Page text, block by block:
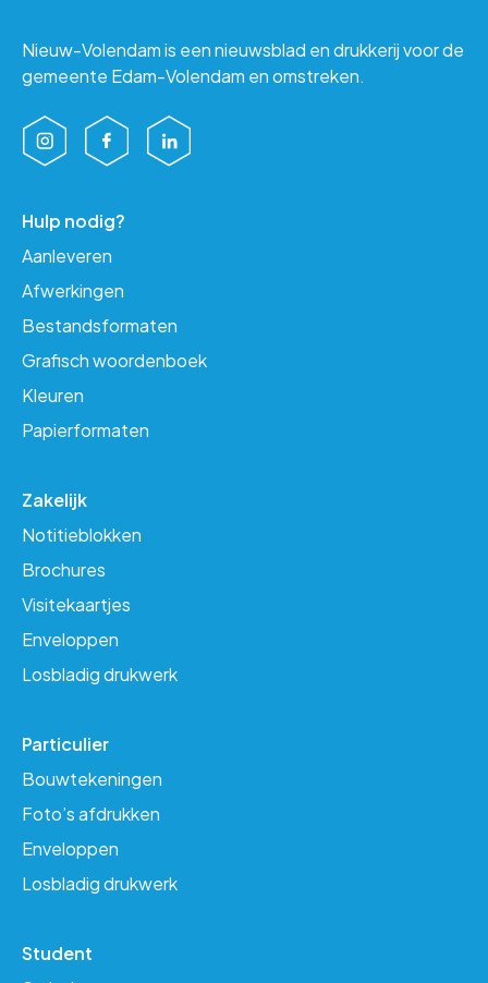
Nieuw-Volendam is een nieuwsblad en drukkerij voor de
gemeente Edam-Volendam en omstreken.
Hulp nodig?
Aanleveren
Afwerkingen
Bestandsformaten
Grafisch woordenboek
Kleuren
Papierformaten
Zakelijk
Notitieblokken
Brochures
Visitekaartjes
Enveloppen
Losbladig drukwerk
Particulier
Bouwtekeningen
Foto’s afdrukken
Enveloppen
Losbladig drukwerk
Student